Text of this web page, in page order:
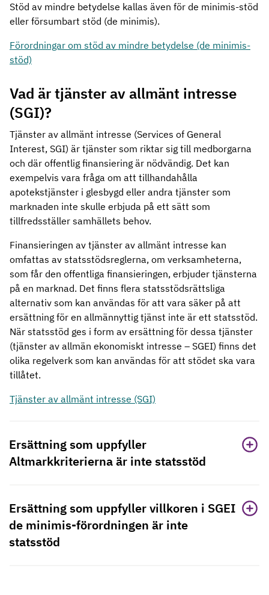
Stöd av mindre betydelse kallas även för de minimis-stöd
eller försumbart stöd (de minimis).
Förordningar om stöd av mindre betydelse (de minimis-
stöd)
Vad är tjänster av allmänt intresse
(SGI)?
Tjänster av allmänt intresse (Services of General
Interest, SGI) är tjänster som riktar sig till medborgarna
och där offentlig finansiering är nödvändig. Det kan
exempelvis vara fråga om att tillhandahålla
apotekstjänster i glesbygd eller andra tjänster som
marknaden inte skulle erbjuda på ett sätt som
tillfredsställer samhällets behov.
Finansieringen av tjänster av allmänt intresse kan
omfattas av statsstödsreglerna, om verksamheterna,
som får den offentliga finansieringen, erbjuder tjänsterna
på en marknad. Det finns flera statsstödsrättsliga
alternativ som kan användas för att vara säker på att
ersättning för en allmännyttig tjänst inte är ett statsstöd.
När statsstöd ges i form av ersättning för dessa tjänster
(tjänster av allmän ekonomiskt intresse – SGEI) finns det
olika regelverk som kan användas för att stödet ska vara
tillåtet.
Tjänster av allmänt intresse (SGI)
Ersättning som uppfyller
Altmarkkriterierna är inte statsstöd
Ersättning som uppfyller villkoren i SGEI
de minimis-förordningen är inte
statsstöd